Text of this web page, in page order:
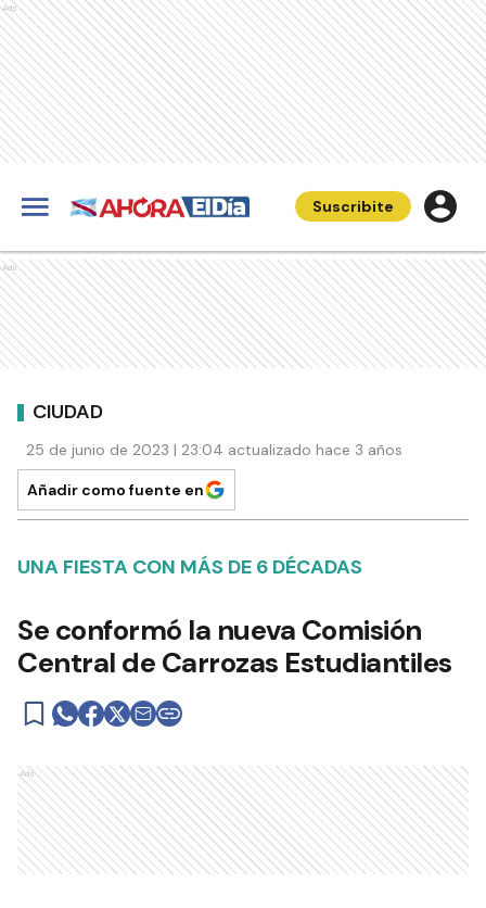
Ads
Suscribite
Ads
CIUDAD
25 de junio de 2023 | 23:04 actualizado hace 3 años
Añadir como fuente en
UNA FIESTA CON MÁS DE 6 DÉCADAS
Se conformó la nueva Comisión
Central de Carrozas Estudiantiles
Ads